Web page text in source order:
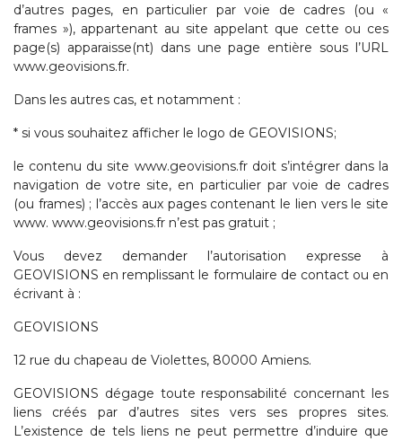
d’autres pages, en particulier par voie de cadres (ou «
frames »), appartenant au site appelant que cette ou ces
page(s) apparaisse(nt) dans une page entière sous l’URL
www.geovisions.fr.
Dans les autres cas, et notamment :
* si vous souhaitez afficher le logo de GEOVISIONS;
le contenu du site www.geovisions.fr doit s’intégrer dans la
navigation de votre site, en particulier par voie de cadres
(ou frames) ; l’accès aux pages contenant le lien vers le site
www. www.geovisions.fr n’est pas gratuit ;
Vous devez demander l’autorisation expresse à
GEOVISIONS en remplissant le formulaire de contact ou en
écrivant à :
GEOVISIONS
12 rue du chapeau de Violettes, 80000 Amiens.
GEOVISIONS dégage toute responsabilité concernant les
liens créés par d’autres sites vers ses propres sites.
L’existence de tels liens ne peut permettre d’induire que